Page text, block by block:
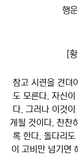
행
[
참고 시련을 견뎌
도 모른다. 자신
다. 그러나 이것
게될 것이다. 찬찬
록 한다. 돌다리도
이 고비만 넘기면